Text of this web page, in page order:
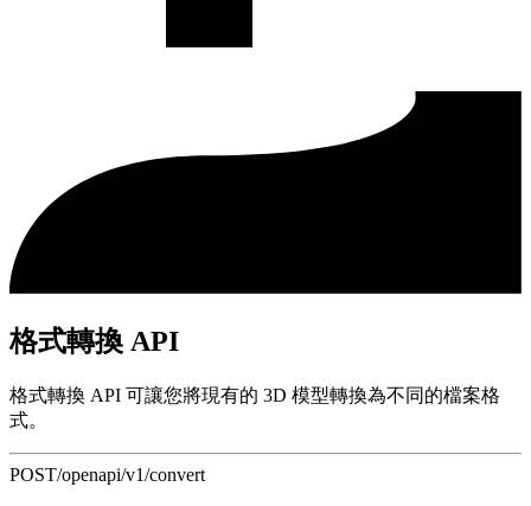
格式轉換 API
格式轉換 API 可讓您將現有的 3D 模型轉換為不同的檔案格
式。
POST/openapi/v1/convert